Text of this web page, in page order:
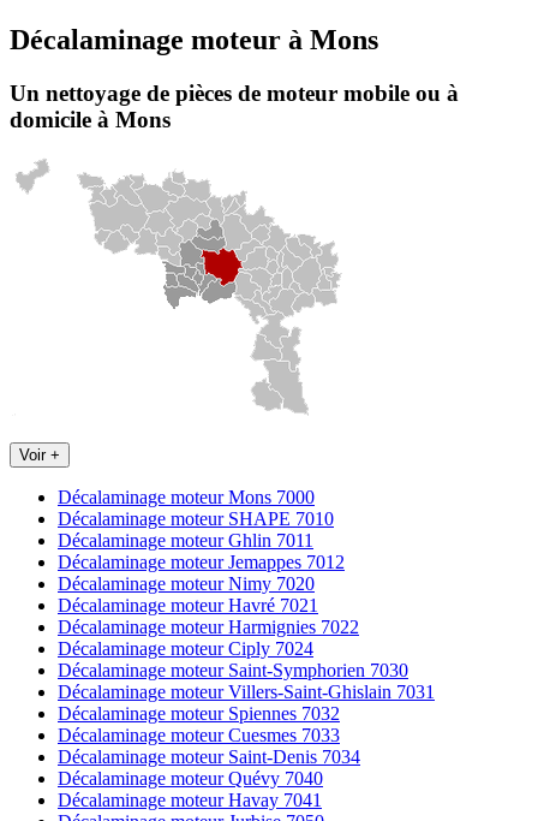
Décalaminage moteur à Mons
Un nettoyage de pièces de moteur mobile ou à
domicile à Mons
Voir +
Décalaminage moteur Mons 7000
Décalaminage moteur SHAPE 7010
Décalaminage moteur Ghlin 7011
Décalaminage moteur Jemappes 7012
Décalaminage moteur Nimy 7020
Décalaminage moteur Havré 7021
Décalaminage moteur Harmignies 7022
Décalaminage moteur Ciply 7024
Décalaminage moteur Saint-Symphorien 7030
Décalaminage moteur Villers-Saint-Ghislain 7031
Décalaminage moteur Spiennes 7032
Décalaminage moteur Cuesmes 7033
Décalaminage moteur Saint-Denis 7034
Décalaminage moteur Quévy 7040
Décalaminage moteur Havay 7041